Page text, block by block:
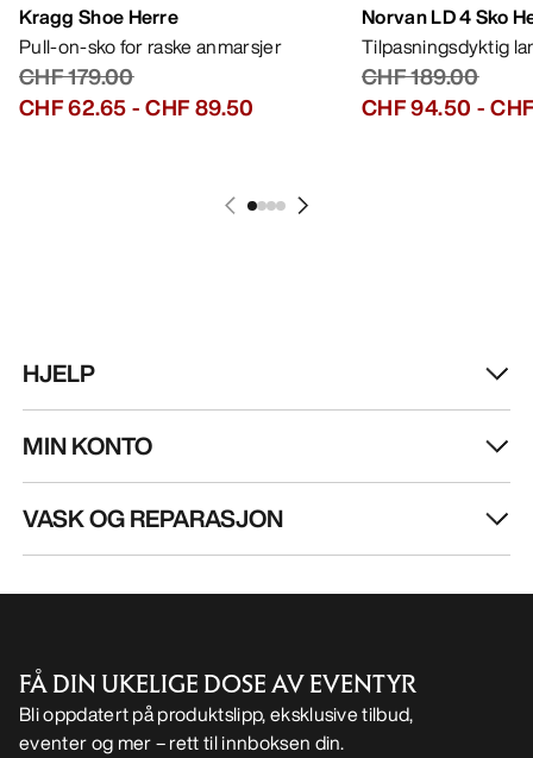
Kragg Shoe Herre
Pull-on-sko for raske anmarsjer
CHF 179.00
CHF 62.65-CHF 89.50
Norvan LD 4 Sko
Tilpasningsdyktig
CHF 189.00
CHF 94.50 -
HJELP
MIN KONTO
VASK OG REPARASJON
FÅ DIN UKELIGE DOSE AV EVENTYR
Bli oppdatert på produktslipp, eksklusive tilbud,
eventer og mer – rett til innboksen din.